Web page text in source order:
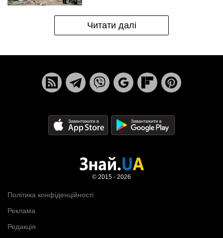
Читати далі
Політика конфіденційності
Реклама
Редакція
© 2015 - 2026